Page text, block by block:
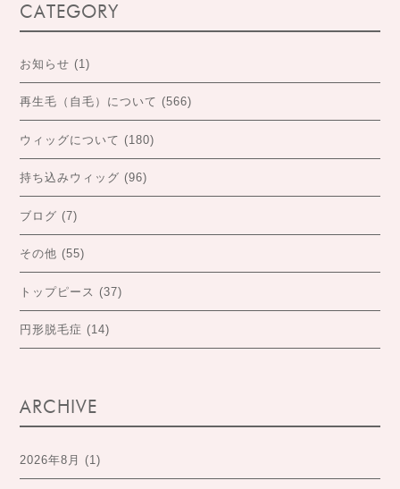
CATEGORY
お知らせ (1)
再生毛（自毛）について (566)
ウィッグについて (180)
持ち込みウィッグ (96)
ブログ (7)
その他 (55)
トップピース (37)
円形脱毛症 (14)
ARCHIVE
2026年8月 (1)